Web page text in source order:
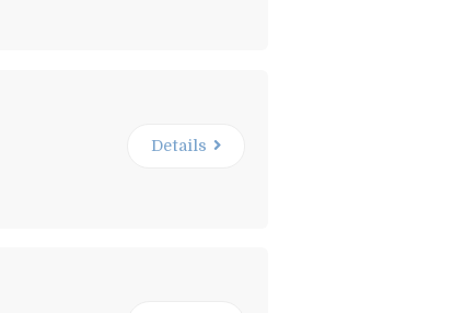
Details